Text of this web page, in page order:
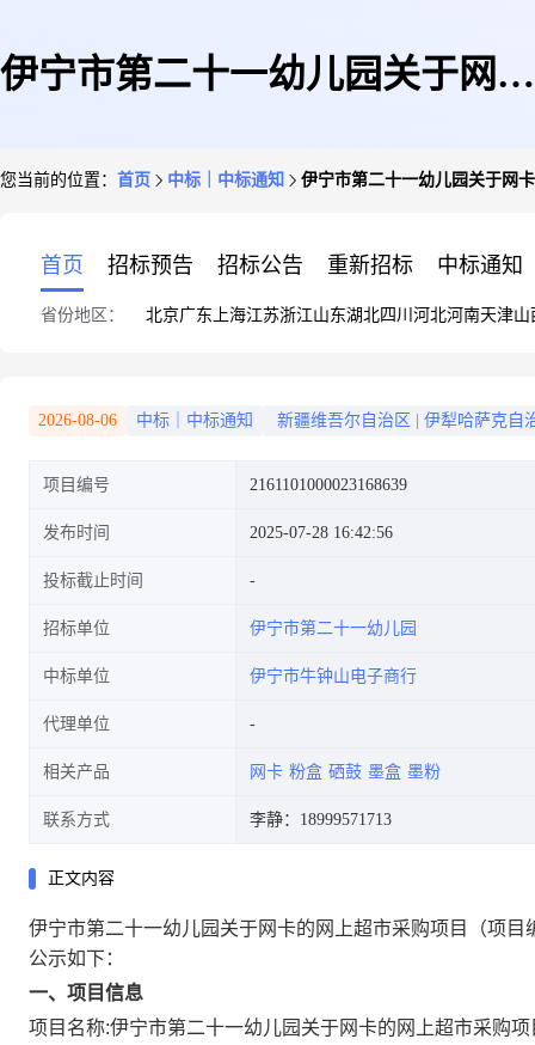
伊宁市第二十一幼儿园关于网卡
您当前的位置： 首页 中标｜中标通知 伊宁市第二十一幼儿园关于网
首页 招标预告 招标公告 重新招标 中标通知
省份地区： 北京广东 上海江苏浙江山东湖北四川 河北河南天津山
2026-08-06 中标｜中标通知 新疆维吾尔自治区 伊犁哈萨克自
项目编号 2161101000023168639
发布时间 2025-07-28 16:42:56
投标截止时间
招标单位 伊宁市第二十一幼儿园
中标单位 伊宁市牛钟山电子商行
代理单位
相关产品 网卡 粉盒 硒鼓 墨盒 墨粉
联系方式 李静：18999571713
正文内容
伊宁市第二十一幼儿园关于网卡的网上超市采购项目
（项目
公示如下：
一、项目信息
项目名称:伊宁市第二十一幼儿园关于网卡的网上超市采购项